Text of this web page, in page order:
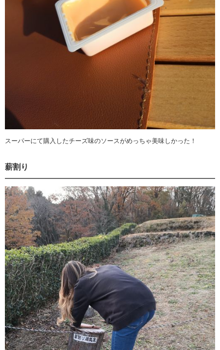
スーパーにて購入したチーズ味のソースがめっちゃ美味しかった！
薪割り